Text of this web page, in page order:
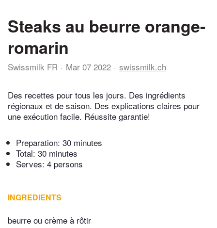
Steaks au beurre orange-
romarin
Swissmilk FR Mar 07 2022 swissmilk.ch
Des recettes pour tous les jours. Des ingrédients
régionaux et de saison. Des explications claires pour
une exécution facile. Réussite garantie!
Preparation: 30 minutes
Total: 30 minutes
Serves: 4 persons
INGREDIENTS
beurre ou crème à rôtir